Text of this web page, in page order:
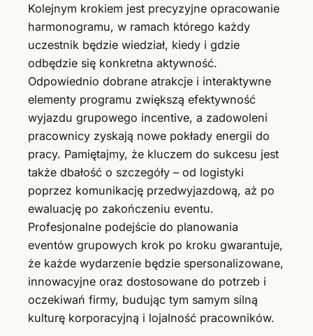
Kolejnym krokiem jest precyzyjne opracowanie
harmonogramu, w ramach którego każdy
uczestnik będzie wiedział, kiedy i gdzie
odbędzie się konkretna aktywność.
Odpowiednio dobrane atrakcje i interaktywne
elementy programu zwiększą efektywność
wyjazdu grupowego incentive, a zadowoleni
pracownicy zyskają nowe pokłady energii do
pracy. Pamiętajmy, że kluczem do sukcesu jest
także dbałość o szczegóły – od logistyki
poprzez komunikację przedwyjazdową, aż po
ewaluację po zakończeniu eventu.
Profesjonalne podejście do planowania
eventów grupowych krok po kroku gwarantuje,
że każde wydarzenie będzie spersonalizowane,
innowacyjne oraz dostosowane do potrzeb i
oczekiwań firmy, budując tym samym silną
kulturę korporacyjną i lojalność pracowników.